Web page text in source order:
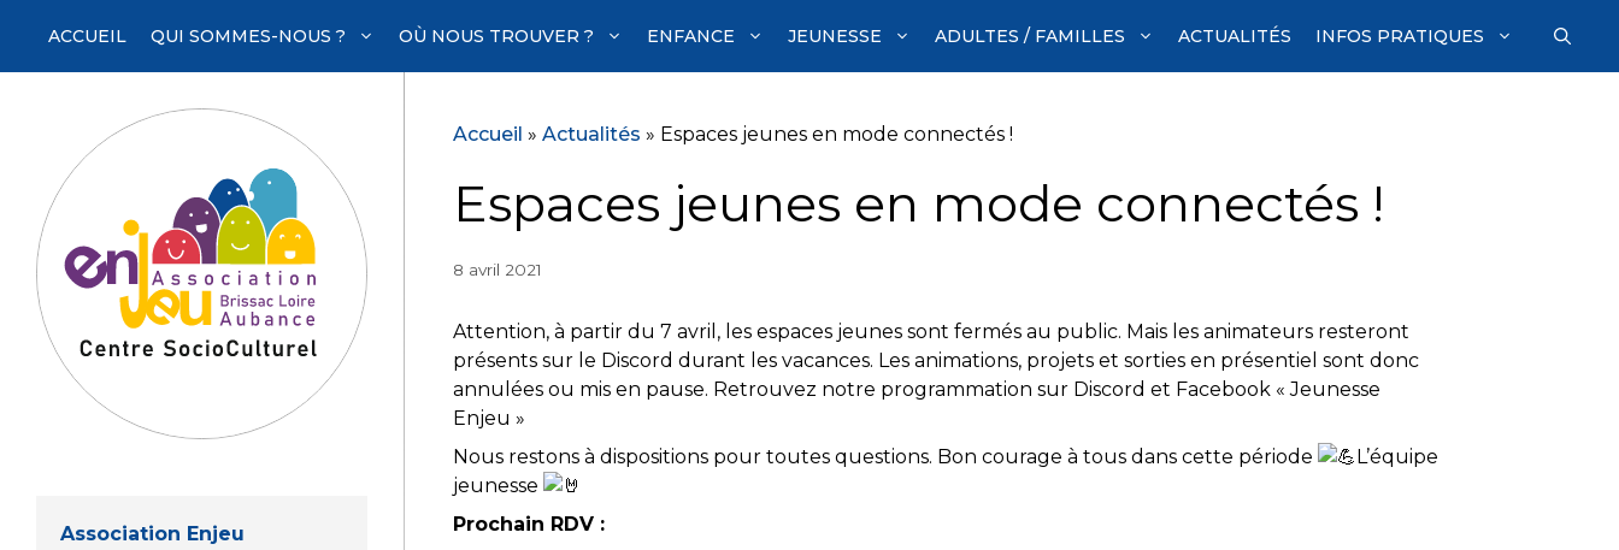
contenu
ACCUEIL QUI SOMMES-NOUS ? OÙ NOUS TROUVER ? ENFANCE JEUNESSE ADULTES / FAMILLES ACTUALITÉS INFOS PRATIQUES
Accueil » Actualités » Espaces jeunes en mode connectés !
Espaces jeunes en mode connectés !
8 avril 2021
Attention, à partir du 7 avril, les espaces jeunes sont fermés au public. Mais les animateurs resteront
présents sur le Discord durant les vacances. Les animations, projets et sorties en présentiel sont donc
annulées ou mis en pause. Retrouvez notre programmation sur Discord et Facebook « Jeunesse
Enjeu »
Nous restons à dispositions pour toutes questions. Bon courage à tous dans cette période
L’équipe
jeunesse
Prochain RDV :
Association Enjeu